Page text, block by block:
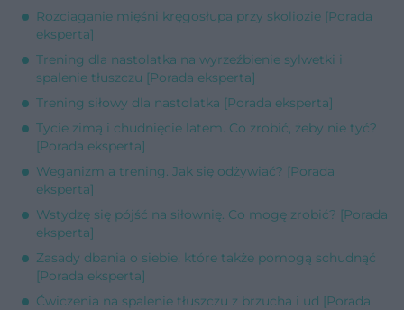
Rozciaganie mięśni kręgosłupa przy skoliozie [Porada
eksperta]
Trening dla nastolatka na wyrzeźbienie sylwetki i
spalenie tłuszczu [Porada eksperta]
Trening siłowy dla nastolatka [Porada eksperta]
Tycie zimą i chudnięcie latem. Co zrobić, żeby nie tyć?
[Porada eksperta]
Weganizm a trening. Jak się odżywiać? [Porada
eksperta]
Wstydzę się pójść na siłownię. Co mogę zrobić? [Porada
eksperta]
Zasady dbania o siebie, które także pomogą schudnąć
[Porada eksperta]
Ćwiczenia na spalenie tłuszczu z brzucha i ud [Porada